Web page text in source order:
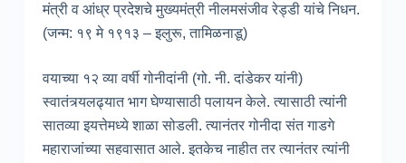
मंत्री व आंध्र प्रदेशचे मुख्यमंत्री नीलमसंजीव रेड्डी यांचे निधन.
(जन्म: १९ मे १९१३ – इलुरू, तामिळनाडू)
वयाच्या १२ व्या वर्षी गोनीदांनी (गो. नी. दांडेकर यांनी)
स्वातंत्र्यलढ्यात भाग घेण्यासाठी पलायन केले. त्यासाठी त्यांनी
सातव्या इयत्तेमध्ये शाळा सोडली. त्यानंतर गोनीदा संत गाडगे
महाराजांच्या सहवासात आले. इतकेच नाहीत तर त्यानंतर त्यांनी